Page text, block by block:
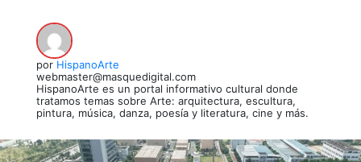
por HispanoArte
webmaster@masquedigital.com
HispanoArte es un portal informativo cultural donde
tratamos temas sobre Arte: arquitectura, escultura,
pintura, música, danza, poesía y literatura, cine y más.